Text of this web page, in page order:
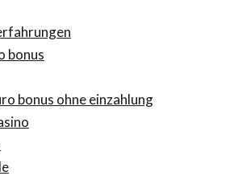
bonus
bonus ohne einzahlung